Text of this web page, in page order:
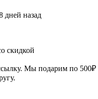
дней назад
скидкой
Мы подарим по 500₽